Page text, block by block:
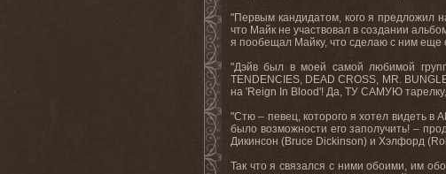
"Первым кандидатом, кого я предложил
что Майк не участвовал в создании
я пообещал Майку, что сделаю с ним еще
"Дэйв был в моей самой любимой
TENDENCIES, DEAD CROSS, MR.
на 'Reign In Blood'! Да, ТУ САМУЮ
"Стю – певец, которого я хотел видеть в
было возможности его заполучить! –
Дикинсон (Bruce Dickinson) и Хэлфорд
Так что я связался с ними обоими, им